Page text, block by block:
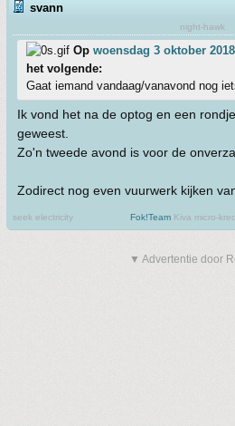
svann
night-hawk
Op woensdag 3 oktober
het volgende:
Gaat iemand vandaag/vanavond nog
Ik vond het na de optog en een
geweest.
Zo'n tweede avond is voor de
Zodirect nog even vuurwerk kijken
seek electricity Fok!Team Kiva micro-
▼ Advertentie door